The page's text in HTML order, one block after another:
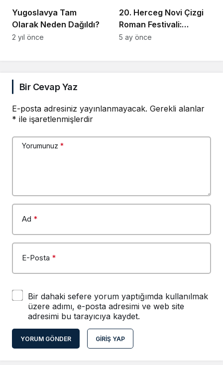
Yugoslavya Tam
Olarak Neden Dağıldı?
2 yıl önce
20. Herceg Novi Çizgi
Roman Festivali:
Dünyaca Ünlü Üç Kadın
5 ay önce
Bir Cevap Yaz
E-posta adresiniz yayınlanmayacak. Gerekli alanlar
* ile işaretlenmişlerdir
Yorumunuz *
Ad *
E-Posta *
Bir dahaki sefere yorum yaptığımda kullanılmak
üzere adımı, e-posta adresimi ve web site
adresimi bu tarayıcıya kaydet.
YORUM GÖNDER GIRIŞ YAP